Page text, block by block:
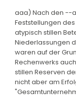
aaa) Nach den --
Feststellungen
atypisch stillen
Niederlassungen
waren auf der
Rechenwerks
stillen Reserven
nicht aber am